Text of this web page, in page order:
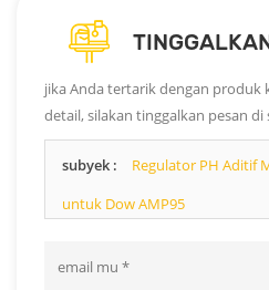
jika Anda tertarik dengan produk
detail, silakan tinggalkan pesan
Anda sesegera mungkin.
subyek :
Regulator PH Aditif
untuk Dow AMP95